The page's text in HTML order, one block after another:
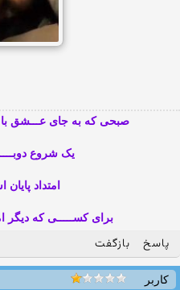
صبحی که به جای عـــشق
یک شروع
امتداد
برای کســـــی که دیگر
پاسخ بازگفت
کاربر